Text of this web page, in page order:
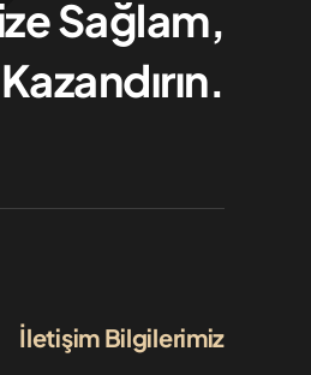
Sağlam,
İletişim Bilgilerimiz